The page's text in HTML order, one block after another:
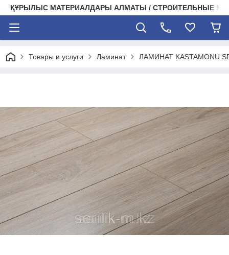
ҚҰРЫЛЫС МАТЕРИАЛДАРЫ АЛМАТЫ / СТРОИТЕЛЬНЫЕ
Товары и услуги Ламинат ЛАМИНАТ KASTAMONU